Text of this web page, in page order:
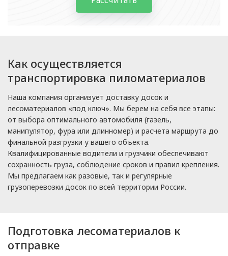
Как осуществляется
транспортировка пиломатериалов
Наша компания организует доставку досок и
лесоматериалов «под ключ». Мы берем на себя все этапы:
от выбора оптимального автомобиля (газель,
манипулятор, фура или длинномер) и расчета маршрута до
финальной разгрузки у вашего объекта.
Квалифицированные водители и грузчики обеспечивают
сохранность груза, соблюдение сроков и правил крепления.
Мы предлагаем как разовые, так и регулярные
грузоперевозки досок по всей территории России.
Подготовка лесоматериалов к
отправке